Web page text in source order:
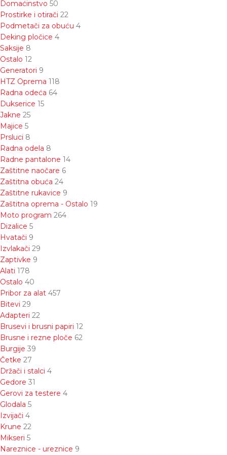
Domaćinstvo 50
Prostirke i otirači 22
Podmetači za obuću 4
Deking pločice 4
Saksije 8
Ostalo 12
Generatori 9
HTZ Oprema 118
Radna odeća 64
Dukserice 15
Jakne 25
Majice 5
Prsluci 8
Radna odela 8
Radne pantalone 14
Zaštitne naočare 6
Zaštitna obuća 24
Zaštitne rukavice 9
Zaštitna oprema - Ostalo 19
Moto program 264
Dizalice 5
Hvatači 9
Izvlakači 29
Zaptivke 9
Alati 178
Ostalo 40
Pribor za alat 457
Bitevi 29
Adapteri 22
Brusevi i brusni papiri 12
Brusne i rezne ploče 62
Burgije 39
Četke 27
Držači i stalci 4
Gedore 31
Gerovi za testere 4
Glodala 5
Izvijači 4
Krune 22
Mikseri 5
Nareznice - ureznice 9